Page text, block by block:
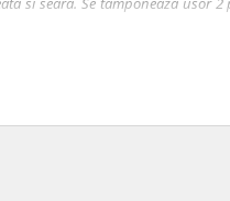
imbibata cu cateva picaturi din
Aloe Barbadensis Leaf Juice,
Stearate, Sodium